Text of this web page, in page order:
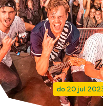
do 20 jul